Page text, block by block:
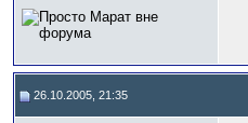
26.10.2005, 21:35